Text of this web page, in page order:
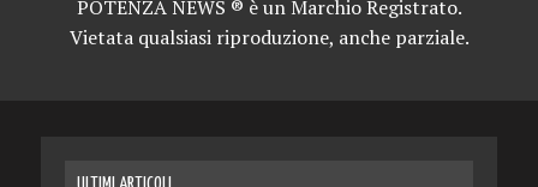
POTENZA NEWS ® è un Marchio Registrato.
Vietata qualsiasi riproduzione, anche parziale.